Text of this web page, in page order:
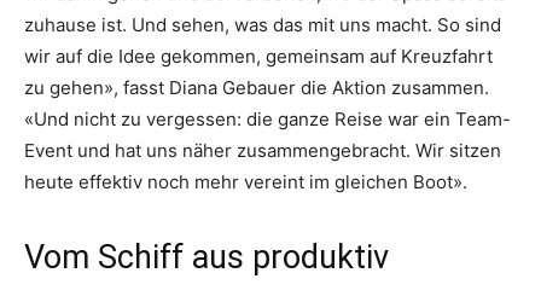
zuhause ist. Und sehen, was das mit uns macht. So sind
wir auf die Idee gekommen, gemeinsam auf Kreuzfahrt
zu gehen», fasst Diana Gebauer die Aktion zusammen.
«Und nicht zu vergessen: die ganze Reise war ein Team-
Event und hat uns näher zusammengebracht. Wir sitzen
heute effektiv noch mehr vereint im gleichen Boot».
Vom Schiff aus produktiv